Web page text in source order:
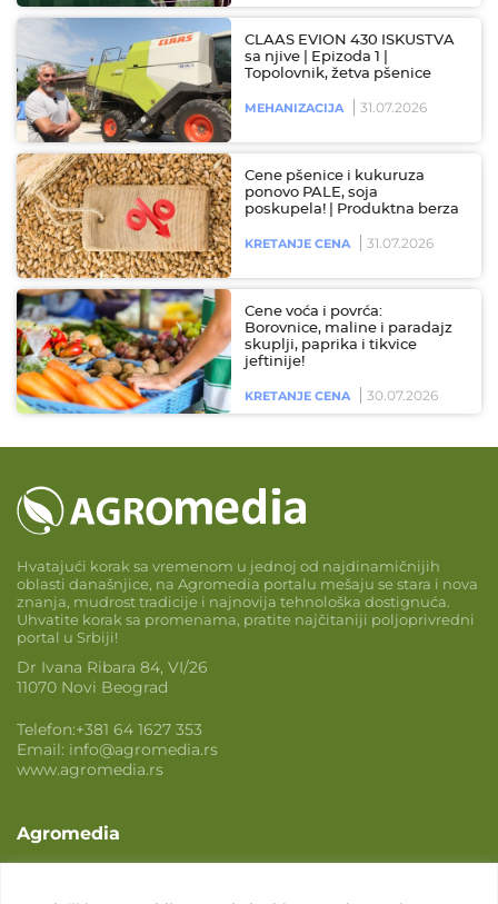
CLAAS EVION 430 ISKUSTVA
sa njive | Epizoda 1 |
Topolovnik, žetva pšenice
MEHANIZACIJA 31.07.2026
Cene pšenice i kukuruza
ponovo PALE, soja
poskupela! | Produktna berza
KRETANJE CENA 31.07.2026
Cene voća i povrća:
Borovnice, maline i paradajz
skuplji, paprika i tikvice
jeftinije!
KRETANJE CENA 30.07.2026
Hvatajući korak sa vremenom u jednoj od najdinamičnijih
oblasti današnjice, na Agromedia portalu mešaju se stara i nova
znanja, mudrost tradicije i najnovija tehnološka dostignuća.
Uhvatite korak sa promenama, pratite najčitaniji poljoprivredni
portal u Srbiji!
Dr Ivana Ribara 84, VI/26
11070 Novi Beograd
Telefon:+381 64 1627 353
Email: info@agromedia.rs
www.agromedia.rs
Agromedia